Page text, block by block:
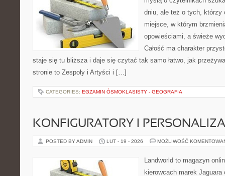
dniu, ale też o tych, którzy
miejsce, w którym
opowieściami, a świeże
Całość ma charakter
staje się tu bliższa i daje się czytać tak samo łatwo, jak
stronie to Zespoły i Artyści i […]
CATEGORIES: EGZAMIN ÓSMOKLASISTY - GEOGRAFIA
KONFIGURATORY I
POSTED BY ADMIN LUT - 19 - 2026 MOŻLIWOŚĆ
Landworld to magazyn
kierowcach marek Jaguara